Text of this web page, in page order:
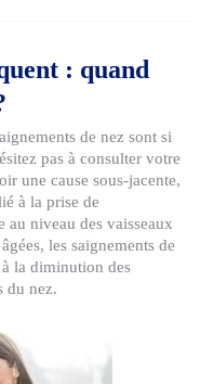
: quand
de nez sont si
pas à consulter votre
une cause sous-jacente,
à la prise de
au niveau des vaisseaux
les saignements de
à la diminution des
du nez.